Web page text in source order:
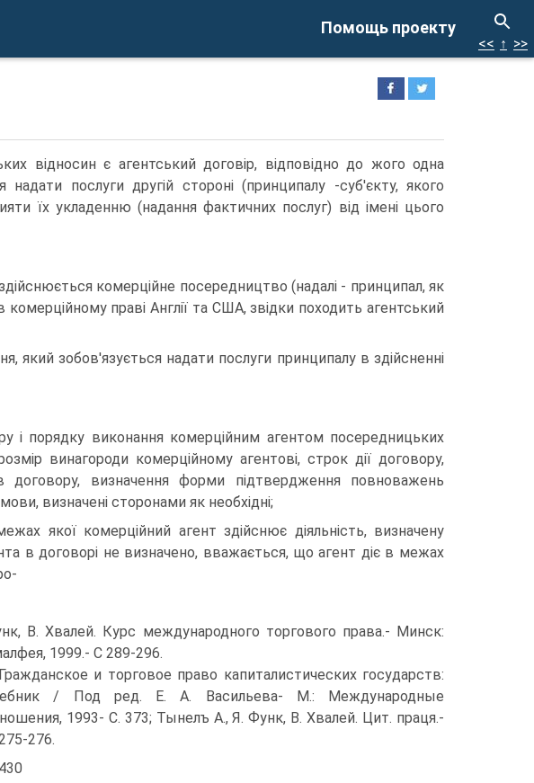
Помощь проекту
<< ↑ >>
відносин є агентський договір, відповідно до жого одна
послуги другій стороні (принципалу -суб'єкту, якого
їх укладенню (надання фактичних послуг) від імені цього
комерційне посередництво (надалі - принципал, як
праві Англії та США, звідки походить агентський
який зобов'язується надати послуги принципалу в здійсненні
і порядку виконання комерційним агентом посередницьких
винагороди комерційному агентові, строк дії договору,
визначення форми підтвердження повноважень
визначені сторонами як необхідні;
якої комерційний агент здійснює діяльність, визначену
в договорі не визначено, вважається, що агент діє в межах
В. Хвалей. Курс международного торгового права.- Минск:
1999.- С 289-296.
Гражданское и торговое право капиталистических государств:
/ Под ред. Е. А. Васильева- М.: Международные
1993- С. 373; Тынелъ А., Я. Функ, В. Хвалей. Цит. праця.-
276.
430